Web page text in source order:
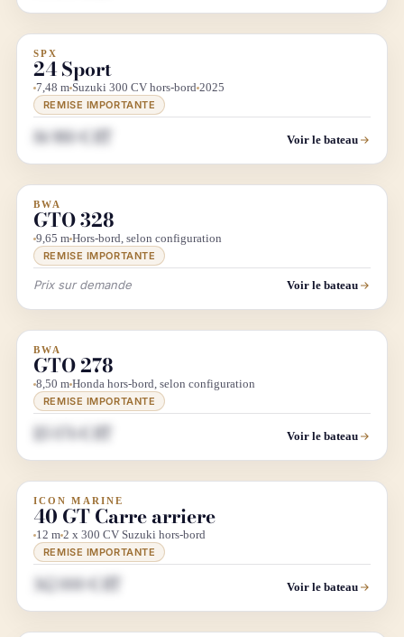
DÉSTOCKAGE
SPX
24 Sport
7,48 m Suzuki 300 CV hors-bord 2025
REMISE IMPORTANTE
86 980 € HT Voir le bateau
DÉMO SALON
BWA
GTO 328
9,65 m Hors-bord, selon configuration
REMISE IMPORTANTE
Prix sur demande Voir le bateau
DÉMO SALON
BWA
GTO 278
8,50 m Honda hors-bord, selon configuration
REMISE IMPORTANTE
115 076 € HT Voir le bateau
DIRECT CHANTIER
ICON MARINE
40 GT Carre arriere
12 m 2 x 300 CV Suzuki hors-bord
REMISE IMPORTANTE
362 000 € HT Voir le bateau